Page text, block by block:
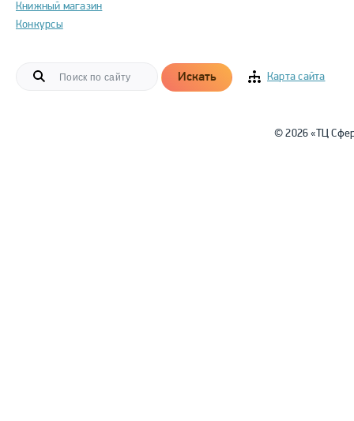
Книжный магазин
Конкурсы
Искать Карта сайта
© 2026 «ТЦ